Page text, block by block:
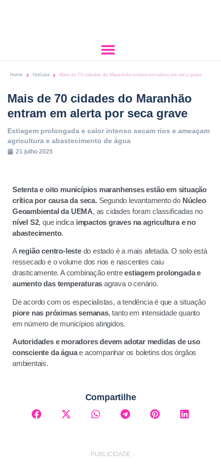
Home Notícias Mais de 70 cidades do Maranhão entram em alerta por seca grave
Mais de 70 cidades do Maranhão
entram em alerta por seca grave
Estiagem prolongada e calor intenso secam rios e ameaçam
agricultura e abastecimento de água
21 julho 2025
Setenta e oito municípios maranhenses estão em situação
crítica por causa da seca.Segundo levantamento do Núcleo
Geoambiental da UEMA, as cidades foram classificadas no
nível S2, que indica impactos graves na agricultura e no
abastecimento.
A região centro-lestedo estado é a mais afetada. O solo está
ressecado e o volume dos rios e nascentes caiu
drasticamente. A combinação entreestiagem prolongada e
aumento das temperaturas agrava o cenário.
De acordo com os especialistas, a tendência é que a situação
piore nas próximas semanas, tanto em intensidade quanto
em número de municípios atingidos.
Autoridades e moradores devem adotar medidas de uso
consciente da águae acompanhar os boletins dos órgãos
ambientais.
Compartilhe
- PUBLICIDADE -